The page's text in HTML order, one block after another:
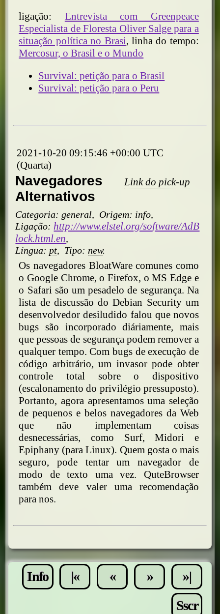
ligação: Entrevista com Greenpeace
Especialista de Floresta Oliver Salge para a
situação política no Brasi, linha do tempo:
Mercosur, o Brasil e o Mundo
Survival: petição para o Brasil
Survival: petição para o Peru
2021-10-20 09:15:46 +00:00 UTC
(Quarta)
Link do pick-up
Navegadores
Alternativos
Categoria:general, Origem: info,
Ligação: http://www.elstel.org/software/AdB
lock.html.en,
Língua: pt, Tipo: new.
Os navegadores BloatWare comunes como
o Google Chrome, o Firefox, o MS Edge e
o Safari são um pesadelo de segurança. Na
lista de discussão do Debian Security um
desenvolvedor desiludido falou que novos
bugs são incorporado diáriamente, mais
que pessoas de segurança podem remover a
qualquer tempo. Com bugs de execução de
código arbitrário, um invasor pode obter
controle total sobre o dispositivo
(escalonamento do privilégio pressuposto).
Portanto, agora apresentamos uma seleção
de pequenos e belos navegadores da Web
que não implementam coisas
desnecessárias, como Surf, Midori e
Epiphany (para Linux). Quem gosta o mais
seguro, pode tentar um navegador de
modo de texto uma vez. QuteBrowser
também deve valer uma recomendação
para nos.
»|
»
«
|«
Info
Sscr